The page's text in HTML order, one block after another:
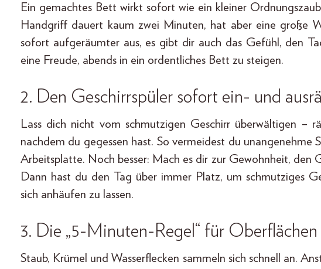
Ein gemachtes Bett wirkt sofort wie ein kleiner
Handgriff dauert kaum zwei Minuten, hat aber eine große
sofort aufgeräumter aus, es gibt dir auch das Gefühl, den
eine Freude, abends in ein ordentliches Bett zu steigen.
2. Den Geschirrspüler sofort ein- und
Lass dich nicht vom schmutzigen Geschirr überwältigen –
nachdem du gegessen hast. So vermeidest du unangenehme
Arbeitsplatte. Noch besser: Mach es dir zur Gewohnheit, den
Dann hast du den Tag über immer Platz, um schmutziges
sich anhäufen zu lassen.
3. Die „5-Minuten-Regel“ für Oberflächen
Staub, Krümel und Wasserflecken sammeln sich schnell an.